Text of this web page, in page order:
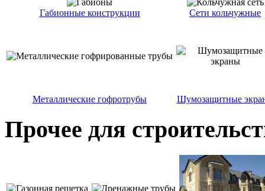
Габионные конструкции Сети кольчужные
Металлические гофротрубы Шумозащитные
Прочее для